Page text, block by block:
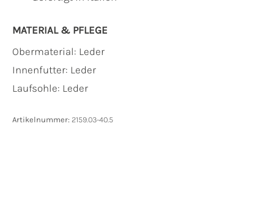
MATERIAL & PFLEGE
Obermaterial: Leder
Innenfutter: Leder
Laufsohle: Leder
Artikelnummer: 2159.03-40.5